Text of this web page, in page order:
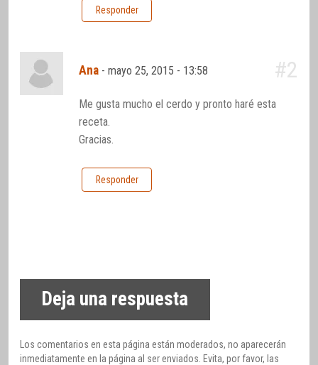
Responder
Ana -mayo 25, 2015 - 13:58 #2
Me gusta mucho el cerdo y pronto haré esta
receta.
Gracias.
Responder
Deja una respuesta
Los comentarios en esta página están moderados, no aparecerán
inmediatamente en la página al ser enviados. Evita, por favor, las